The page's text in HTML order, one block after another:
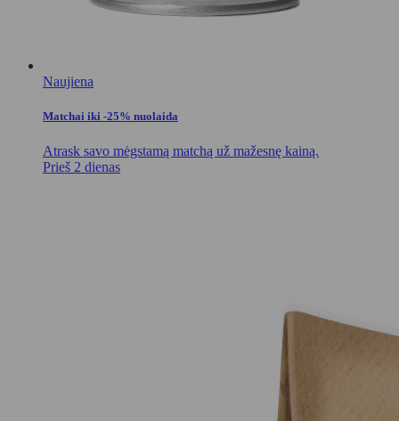
Naujiena
Matchai iki -25% nuolaida
Atrask savo mėgstamą matchą už mažesnę kainą.
Prieš 2 dienas